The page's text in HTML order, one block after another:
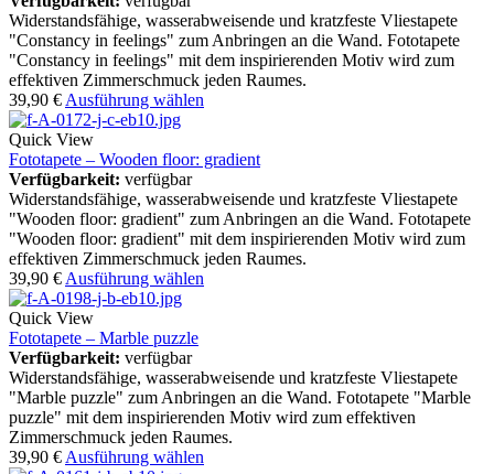
Widerstandsfähige, wasserabweisende und kratzfeste Vliestapete
"Constancy in feelings" zum Anbringen an die Wand. Fototapete
"Constancy in feelings" mit dem inspirierenden Motiv wird zum
effektiven Zimmerschmuck jeden Raumes.
39,90 € Ausführung wählen
Quick View
Fototapete – Wooden floor: gradient
Verfügbarkeit: verfügbar
Widerstandsfähige, wasserabweisende und kratzfeste Vliestapete
"Wooden floor: gradient" zum Anbringen an die Wand. Fototapete
"Wooden floor: gradient" mit dem inspirierenden Motiv wird zum
effektiven Zimmerschmuck jeden Raumes.
39,90 € Ausführung wählen
Quick View
Fototapete – Marble puzzle
Verfügbarkeit: verfügbar
Widerstandsfähige, wasserabweisende und kratzfeste Vliestapete
"Marble puzzle" zum Anbringen an die Wand. Fototapete "Marble
puzzle" mit dem inspirierenden Motiv wird zum effektiven
Zimmerschmuck jeden Raumes.
39,90 € Ausführung wählen